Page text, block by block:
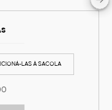
LAS À SACOLA